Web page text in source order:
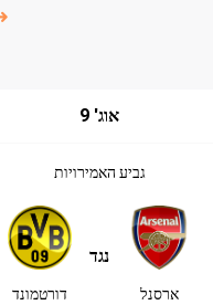
אוג' 9
גביע האמירויות
נגד
ארסנל דורטמונד